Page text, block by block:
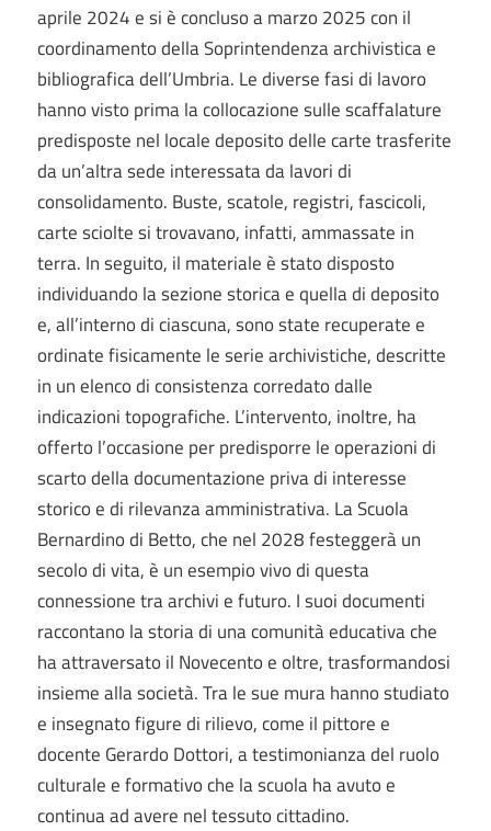
aprile 2024 e si è concluso a marzo 2025 con il
coordinamento della Soprintendenza archivistica e
bibliografica dell’Umbria. Le diverse fasi di lavoro
hanno visto prima la collocazione sulle scaffalature
predisposte nel locale deposito delle carte trasferite
da un’altra sede interessata da lavori di
consolidamento. Buste, scatole, registri, fascicoli,
carte sciolte si trovavano, infatti, ammassate in
terra. In seguito, il materiale è stato disposto
individuando la sezione storica e quella di deposito
e, all’interno di ciascuna, sono state recuperate e
ordinate fisicamente le serie archivistiche, descritte
in un elenco di consistenza corredato dalle
indicazioni topografiche. L’intervento, inoltre, ha
offerto l’occasione per predisporre le operazioni di
scarto della documentazione priva di interesse
storico e di rilevanza amministrativa. La Scuola
Bernardino di Betto, che nel 2028 festeggerà un
secolo di vita, è un esempio vivo di questa
connessione tra archivi e futuro. I suoi documenti
raccontano la storia di una comunità educativa che
ha attraversato il Novecento e oltre, trasformandosi
insieme alla società. Tra le sue mura hanno studiato
e insegnato figure di rilievo, come il pittore e
docente Gerardo Dottori, a testimonianza del ruolo
culturale e formativo che la scuola ha avuto e
continua ad avere nel tessuto cittadino.